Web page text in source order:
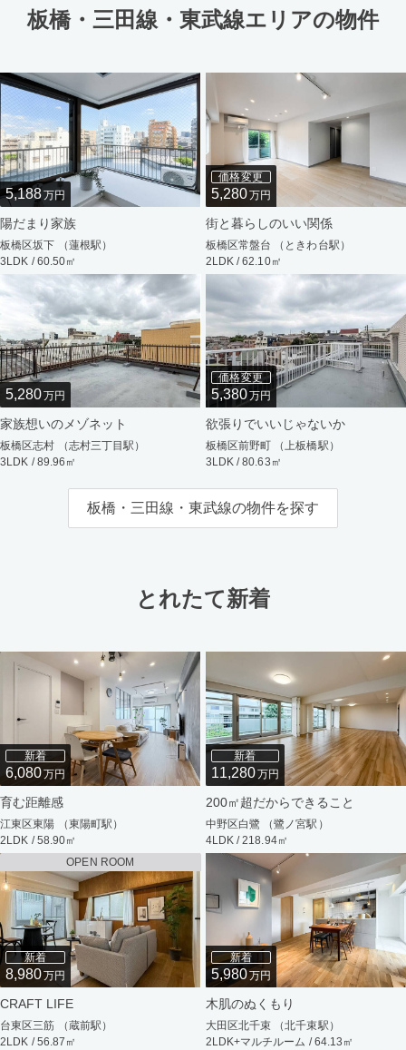
板橋・三田線・東武線エリアの物件
5,188万円
陽だまり家族
板橋区坂下 （蓮根駅）
3LDK / 60.50㎡
価格変更
5,280万円
街と暮らしのいい関係
板橋区常盤台 （ときわ台駅）
2LDK / 62.10㎡
5,280万円
家族想いのメゾネット
板橋区志村 （志村三丁目駅）
3LDK / 89.96㎡
価格変更
5,380万円
欲張りでいいじゃないか
板橋区前野町 （上板橋駅）
3LDK / 80.63㎡
板橋・三田線・東武線の物件を探す
とれたて新着
新着
6,080万円
育む距離感
江東区東陽 （東陽町駅）
2LDK / 58.90㎡
新着
11,280万円
200㎡超だからできること
中野区白鷺 （鷺ノ宮駅）
4LDK / 218.94㎡
OPEN ROOM
新着
8,980万円
CRAFT LIFE
台東区三筋 （蔵前駅）
2LDK / 56.87㎡
新着
5,980万円
木肌のぬくもり
大田区北千束 （北千束駅）
2LDK+マルチルーム / 64.13㎡